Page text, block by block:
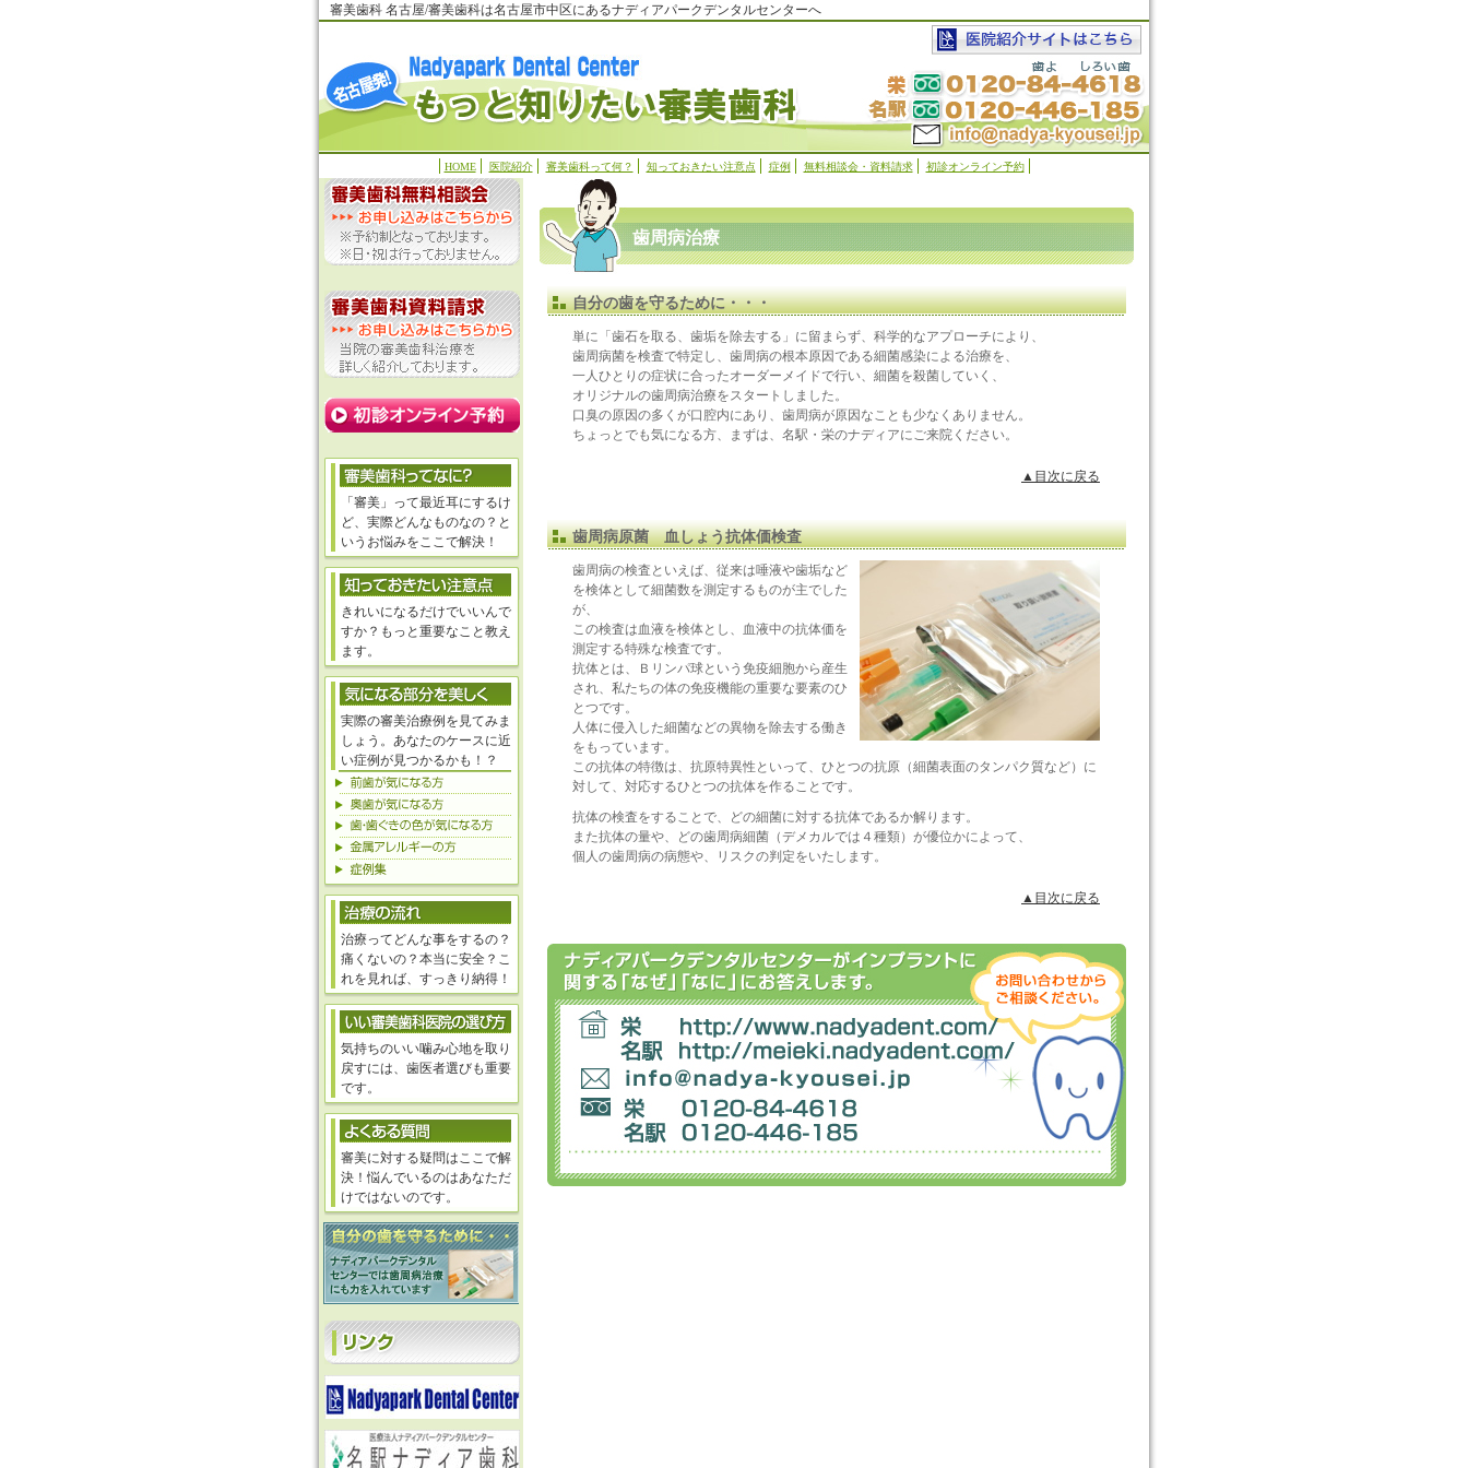
審美歯科 名古屋/審美歯科は名古屋市中区にあるナディアパークデンタルセンターへ
HOME 医院紹介 審美歯科って何？ 知っておきたい注意点 症例 無料相談会・資料請求 初診オンライン予約
歯周病治療
自分の歯を守るために・・・
単に「歯石を取る、歯垢を除去する」に留まらず、科学的なアプローチにより、
歯周病菌を検査で特定し、歯周病の根本原因である細菌感染による治療を、
一人ひとりの症状に合ったオーダーメイドで行い、細菌を殺菌していく、
オリジナルの歯周病治療をスタートしました。
口臭の原因の多くが口腔内にあり、歯周病が原因なことも少なくありません。
ちょっとでも気になる方、まずは、名駅・栄のナディアにご来院ください。
▲目次に戻る
歯周病原菌 血しょう抗体価検査
歯周病の検査といえば、従来は唾液や歯垢など
を検体として細菌数を測定するものが主でした
が、
この検査は血液を検体とし、血液中の抗体価を
測定する特殊な検査です。
抗体とは、Ｂリンパ球という免疫細胞から産生
され、私たちの体の免疫機能の重要な要素のひ
とつです。
人体に侵入した細菌などの異物を除去する働き
をもっています。
この抗体の特徴は、抗原特異性といって、ひとつの抗原（細菌表面のタンパク質など）に
対して、対応するひとつの抗体を作ることです。
抗体の検査をすることで、どの細菌に対する抗体であるか解ります。
また抗体の量や、どの歯周病細菌（デメカルでは４種類）が優位かによって、
個人の歯周病の病態や、リスクの判定をいたします。
▲目次に戻る
「審美」って最近耳にするけ
ど、実際どんなものなの？と
いうお悩みをここで解決！
きれいになるだけでいいんで
すか？もっと重要なこと教え
ます。
実際の審美治療例を見てみま
しょう。あなたのケースに近
い症例が見つかるかも！？
治療ってどんな事をするの？
痛くないの？本当に安全？こ
れを見れば、すっきり納得！
気持ちのいい噛み心地を取り
戻すには、歯医者選びも重要
です。
審美に対する疑問はここで解
決！悩んでいるのはあなただ
けではないのです。